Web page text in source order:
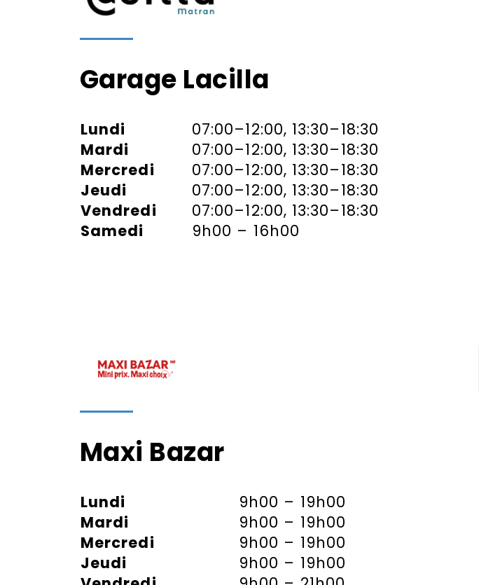
Garage Lacilla
Lundi
07:00–12:00, 13:30–18:30
Mardi
07:00–12:00, 13:30–18:30
Mercredi
07:00–12:00, 13:30–18:30
Jeudi
07:00–12:00, 13:30–18:30
Vendredi
07:00–12:00, 13:30–18:30
Samedi
9h00 – 16h00
Maxi Bazar
Lundi
9h00 – 19h00
Mardi
9h00 – 19h00
Mercredi
9h00 – 19h00
Jeudi
9h00 – 19h00